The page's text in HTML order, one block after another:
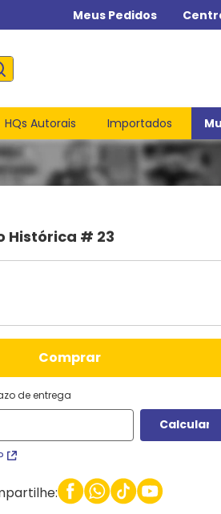
Meus Pedidos
HQs Autorais Importados
Histórica # 23
comprar
de entrega